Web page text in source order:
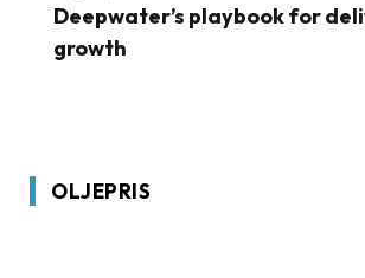
Deepwater’s playbook for
growth
OLJEPRIS